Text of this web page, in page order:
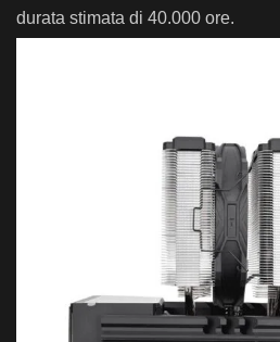
durata stimata di 40.000 ore.